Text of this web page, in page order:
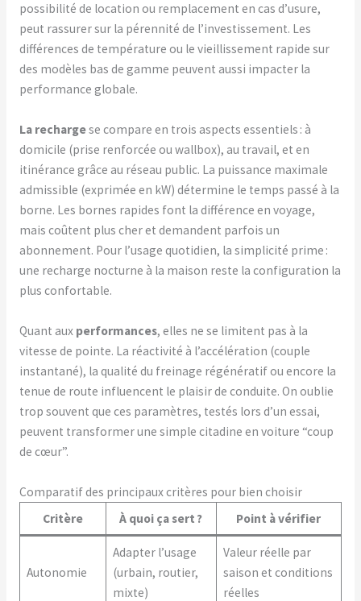
possibilité de location ou remplacement en cas d’usure,
peut rassurer sur la pérennité de l’investissement. Les
différences de température ou le vieillissement rapide sur
des modèles bas de gamme peuvent aussi impacter la
performance globale.
La rechargese compare en trois aspects essentiels : à
domicile (prise renforcée ou wallbox), au travail, et en
itinérance grâce au réseau public. La puissance maximale
admissible (exprimée en kW) détermine le temps passé à la
borne. Les bornes rapides font la différence en voyage,
mais coûtent plus cher et demandent parfois un
abonnement. Pour l’usage quotidien, la simplicité prime :
une recharge nocturne à la maison reste la configuration la
plus confortable.
Quant aux performances, elles ne se limitent pas à la
vitesse de pointe. La réactivité à l’accélération (couple
instantané), la qualité du freinage régénératif ou encore la
tenue de route influencent le plaisir de conduite. On oublie
trop souvent que ces paramètres, testés lors d’un essai,
peuvent transformer une simple citadine en voiture “coup
de cœur”.
Comparatif des principaux critères pour bien choisir
Critère
À quoi ça sert ? Point à vérifier
Autonomie
Adapter l’usage
(urbain, routier,
mixte)
Valeur réelle par
saison et conditions
réelles